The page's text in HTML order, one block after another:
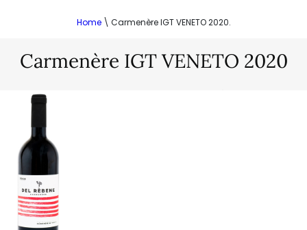
Home\ Carmenère IGT VENETO 2020.
Carmenère IGT VENETO 2020